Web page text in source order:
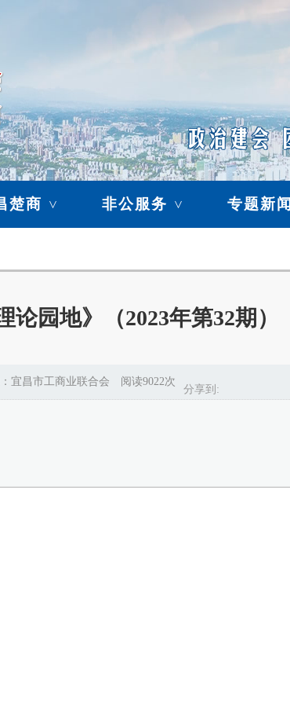
楚商 > 非公服务 > 专题新闻
论园地》（2023年第32期）
宜昌市工商业联合会 阅读9022次
分享到: